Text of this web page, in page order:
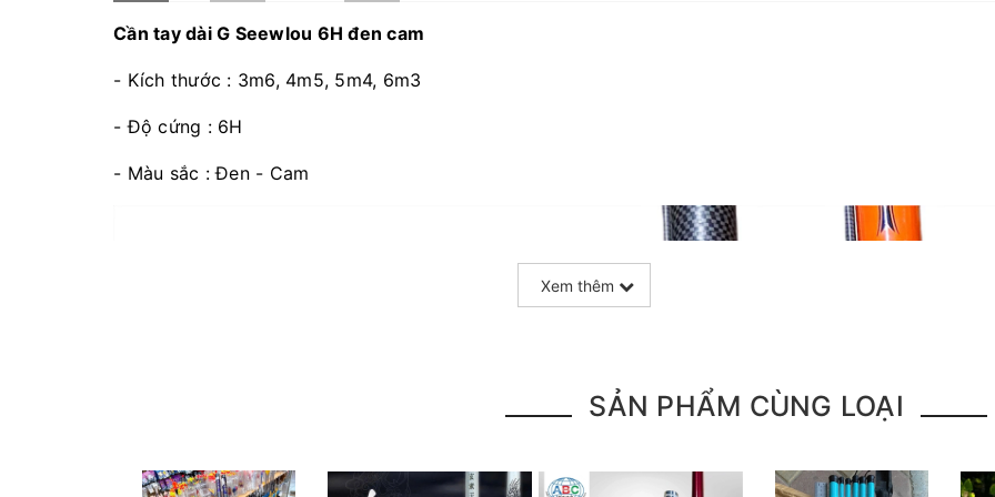
Cần tay dài G Seewlou 6H đen cam
- Kích thước : 3m6, 4m5, 5m4, 6m3
- Độ cứng : 6H
- Màu sắc : Đen - Cam
Xem thêm
SẢN PHẨM CÙNG LOẠI